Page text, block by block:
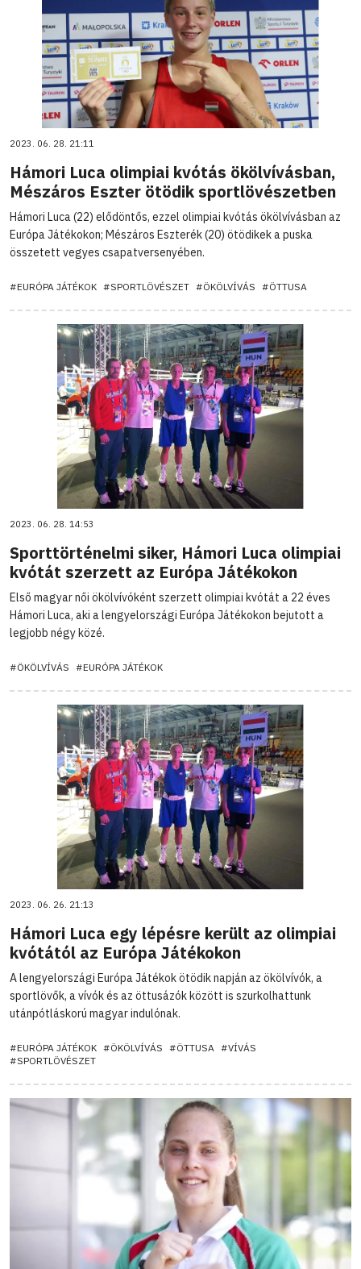
2023. 06. 28. 21:11
Hámori Luca olimpiai kvótás ökölvívásban,
Mészáros Eszter ötödik sportlövészetben
Hámori Luca (22) elődöntős, ezzel olimpiai kvótás ökölvívásban az
Európa Játékokon; Mészáros Eszterék (20) ötödikek a puska
összetett vegyes csapatversenyében.
#EURÓPA JÁTÉKOK #SPORTLÖVÉSZET #ÖKÖLVÍVÁS #ÖTTUSA
2023. 06. 28. 14:53
Sporttörténelmi siker, Hámori Luca olimpiai
kvótát szerzett az Európa Játékokon
Első magyar női ökölvívóként szerzett olimpiai kvótát a 22 éves
Hámori Luca, aki a lengyelországi Európa Játékokon bejutott a
legjobb négy közé.
#ÖKÖLVÍVÁS #EURÓPA JÁTÉKOK
2023. 06. 26. 21:13
Hámori Luca egy lépésre került az olimpiai
kvótától az Európa Játékokon
A lengyelországi Európa Játékok ötödik napján az ökölvívók, a
sportlövők, a vívók és az öttusázók között is szurkolhattunk
utánpótláskorú magyar indulónak.
#EURÓPA JÁTÉKOK #ÖKÖLVÍVÁS #ÖTTUSA #VÍVÁS
#SPORTLÖVÉSZET